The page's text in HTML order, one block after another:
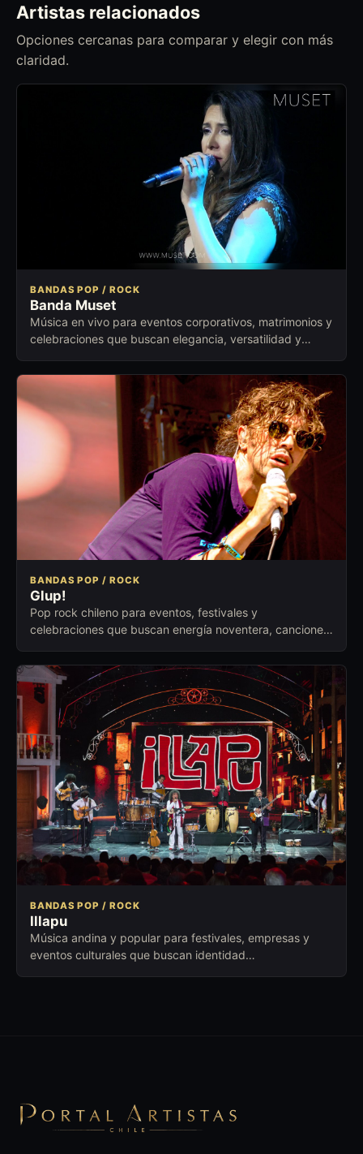
Artistas relacionados
Opciones cercanas para comparar y elegir con más
claridad.
BANDAS POP / ROCK
Banda Muset
Música en vivo para eventos corporativos, matrimonios y
celebraciones que buscan elegancia, versatilidad y
BANDAS POP / ROCK
Glup!
Pop rock chileno para eventos, festivales y
celebraciones que buscan energía noventera, canciones
BANDAS POP / ROCK
Illapu
Música andina y popular para festivales, empresas y
eventos culturales que buscan identidad